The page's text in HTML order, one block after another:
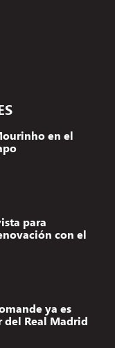
en el
para
con el
ya es
Real Madrid